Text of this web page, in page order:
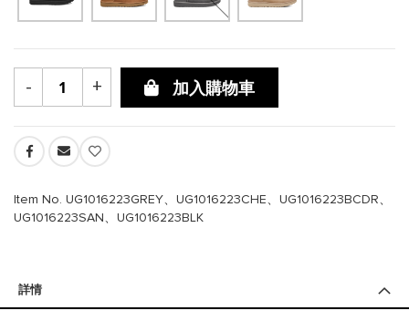
- + 加入購物車
Item No. UG1016223GREY、UG1016223CHE、UG1016223BCDR、
UG1016223SAN、UG1016223BLK
詳情